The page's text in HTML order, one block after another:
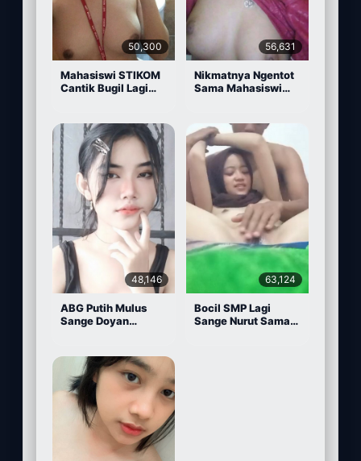
50,300
Mahasiswi STIKOM
Cantik Bugil Lagi
56,631
Nikmatnya Ngentot
Sama Mahasiswi
48,146
ABG Putih Mulus
Sange Doyan
63,124
Bocil SMP Lagi
Sange Nurut Sama